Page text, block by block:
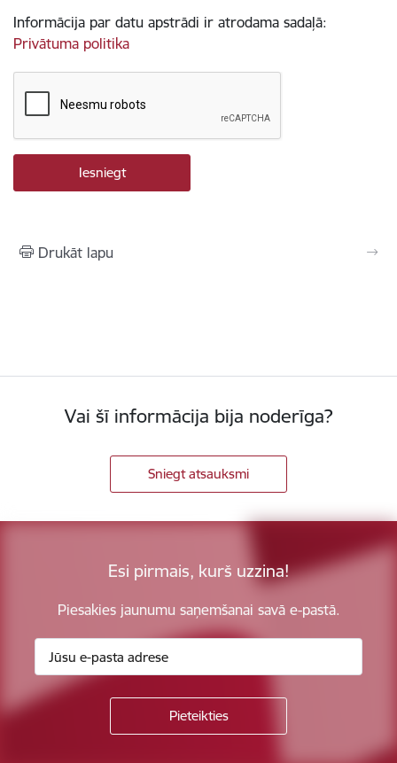
Informācija par datu apstrādi ir atrodama sadaļā:
Privātuma politika
Drukāt lapu
Vai šī informācija bija noderīga?
Sniegt atsauksmi
Esi pirmais, kurš uzzina!
Piesakies jaunumu saņemšanai savā e-pastā.